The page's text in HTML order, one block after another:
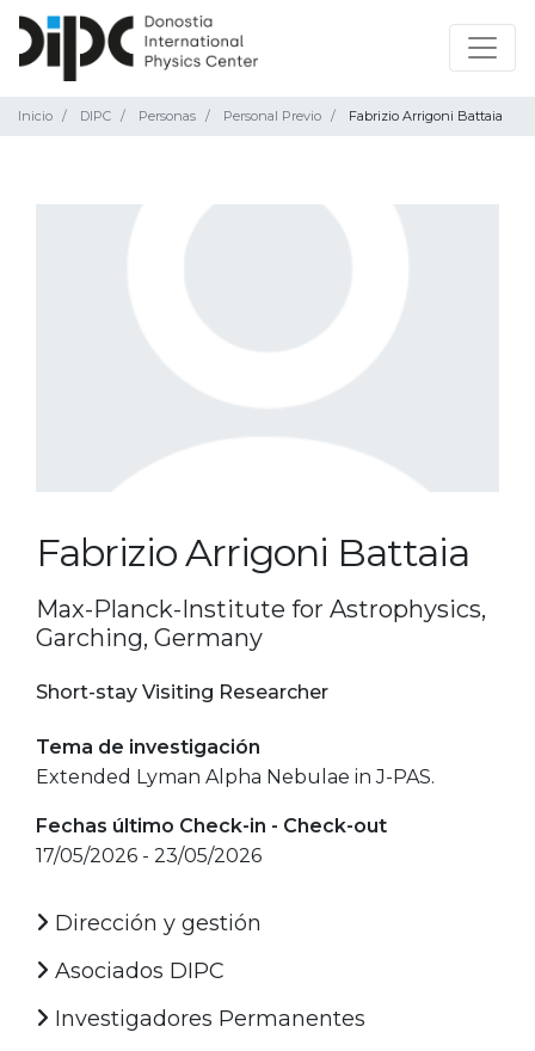
Inicio DIPC Personas Personal Previo Fabrizio Arrigoni Battaia
Fabrizio Arrigoni Battaia
Max-Planck-Institute for Astrophysics,
Garching, Germany
Short-stay Visiting Researcher
Tema de investigación
Extended Lyman Alpha Nebulae in J-PAS.
Fechas último Check-in - Check-out
17/05/2026 - 23/05/2026
Dirección y gestión
Asociados DIPC
Investigadores Permanentes